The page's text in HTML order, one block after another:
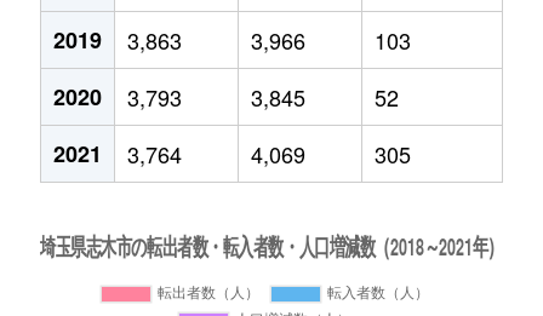
2019
3,863 3,966
103
2020
3,793 3,845
52
2021
3,764 4,069 305